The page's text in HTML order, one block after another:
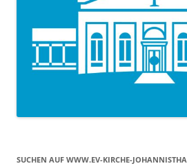
SUCHEN AUF WWW.EV-KIRCHE-